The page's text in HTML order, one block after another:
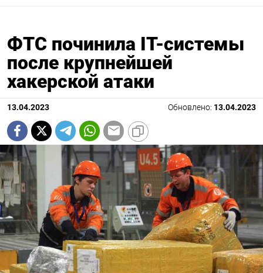
ФТС починила IT-системы
после крупнейшей
хакерской атаки
13.04.2023 Обновлено: 13.04.2023